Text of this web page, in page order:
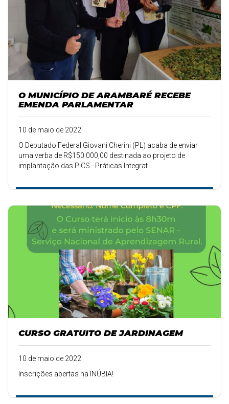
O MUNICÍPIO DE ARAMBARÉ RECEBE
EMENDA PARLAMENTAR
10 de maio de 2022
O Deputado Federal Giovani Cherini (PL) acaba de enviar
uma verba de R$150.000,00 destinada ao projeto de
implantação das PICS - Práticas Integrat ...
CURSO GRATUITO DE JARDINAGEM
10 de maio de 2022
Inscrições abertas na INÚBIA!